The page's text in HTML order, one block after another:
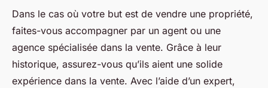
Dans le cas où votre but est de vendre une propriété,
faites-vous accompagner par un agent ou une
agence spécialisée dans la vente. Grâce à leur
historique, assurez-vous qu’ils aient une solide
expérience dans la vente. Avec l’aide d’un expert,